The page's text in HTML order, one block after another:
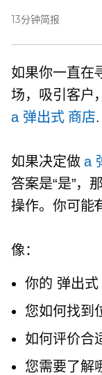
13分钟简报
如果你一直在
场，吸引客户
a 弹出式商店.
如果决定做a
答案是“是”，
操作。你可能
像：
你的 弹出式
您如何找到
如何评价合
您需要了解